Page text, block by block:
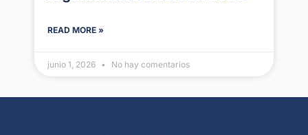
READ MORE »
junio 1, 2026 No hay comentarios